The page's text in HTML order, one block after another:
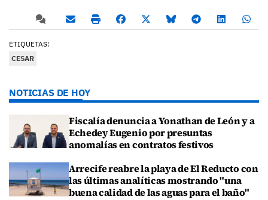
ETIQUETAS:
CESAR
NOTICIAS DE HOY
Fiscalía denuncia a Yonathan de León y a
Echedey Eugenio por presuntas
anomalías en contratos festivos
Arrecife reabre la playa de El Reducto con
las últimas analíticas mostrando "una
buena calidad de las aguas para el baño"